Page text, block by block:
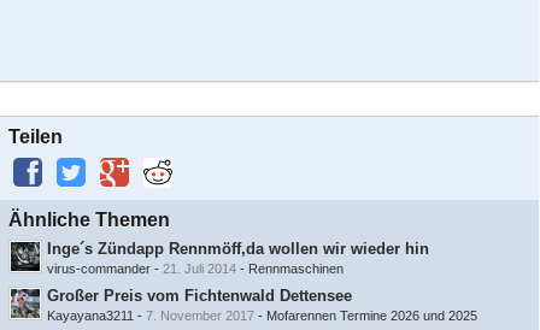
Teilen
Ähnliche Themen
Inge´s Zündapp Rennmöff,da wollen wir wieder hin
virus-commander - 21. Juli 2014 - Rennmaschinen
Großer Preis vom Fichtenwald Dettensee
Kayayana3211 - 7. November 2017 - Mofarennen Termine 2026 und 2025